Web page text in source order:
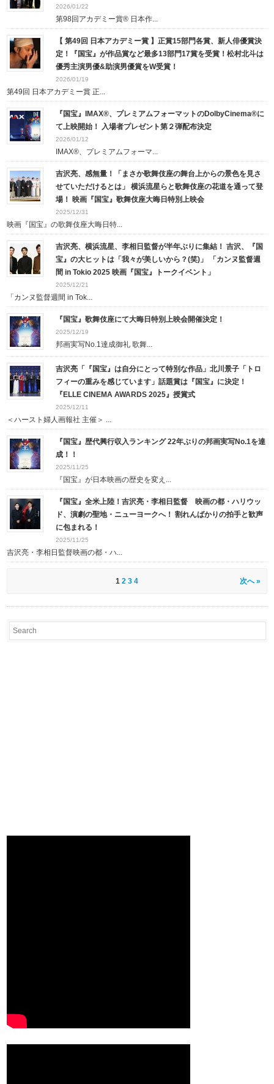
2026/01/22
第98回アカデミー賞® 日本作...
【 第49回 日本アカデミー賞 】正賞15部門各賞、新人俳優賞決
定！『国宝』が作品賞など最多13部門17賞を受賞！松村北斗は
優秀主演男優&助演男優賞をW受賞！
2026/01/19
第49回 日本アカデミー賞 正...
『国宝』IMAX®、プレミアムフォーマットのDolbyCinema®に
て上映開始！ 入場者プレゼント第２弾配布決定
2026/01/12
IMAX®、プレミアムフォーマ...
吉沢亮、感無量！「まさか歌舞伎座の舞台上からの景色を見さ
せていただけるとは」 横浜流星らと歌舞伎座の花道を通って登
場！ 映画『国宝』歌舞伎座大晦日特別上映会
2025/12/31
映画『国宝』の歌舞伎座大晦日特...
吉沢亮、横浜流星、李相日監督が半年ぶりに集結！ 吉沢、『国
宝』の大ヒットは「我々が美しいから？(笑)」 「カンヌ監督週
間 in Tokio 2025 映画『国宝』トークイベント」
2025/12/21
「カンヌ監督週間 in Tok...
『国宝』歌舞伎座にて大晦日特別上映会開催決定！
2025/12/19
邦画実写No.1達成御礼 歌舞...
吉沢亮「『国宝』は自分にとって特別な作品」北川景子「トロ
フィーの重みを感じています」話題賞は『国宝』に決定！
『ELLE CINEMA AWARDS 2025』授賞式
2025/12/11
＜ハースト婦人画報社 主催＞ ...
『国宝』歴代興行収入ランキング 22年ぶりの邦画実写No.1を達
成！！
2025/11/25
『国宝』が日本映画の歴史を変え...
『国宝』全米上陸！吉沢亮・李相日監督 映画の都・ハリウッ
ド、演劇の聖地・ニューヨークへ！ 割れんばかりの拍手と歓声
に包まれる！
2025/11/25
吉沢亮・李相日監督映画の都・ハ...
1 2 3 4 次へ »